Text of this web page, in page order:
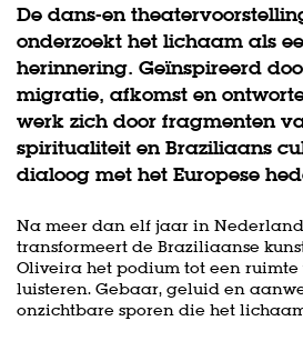
De dans-en
onderzoekt het lichaam als
herinnering. Geïnspireerd
migratie, afkomst en
werk zich door fragmenten
spiritualiteit en Braziliaans
dialoog met het Europese
Na meer dan elf jaar in
transformeert de Braziliaanse
Oliveira het podium tot een
luisteren. Gebaar, geluid en
onzichtbare sporen die het